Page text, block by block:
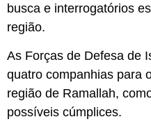
busca e interrogatórios
região.
As Forças de Defesa de
quatro companhias para
região de Ramallah,
possíveis cúmplices.